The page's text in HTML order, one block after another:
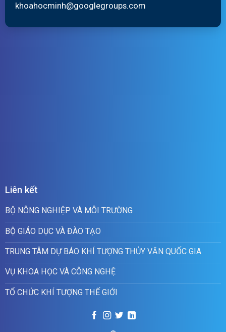
khoahocminh@googlegroups.com
Liên kết
BỘ NÔNG NGHIỆP VÀ MÔI TRƯỜNG
BỘ GIÁO DỤC VÀ ĐÀO TẠO
TRUNG TÂM DỰ BÁO KHÍ TƯỢNG THỦY VĂN QUỐC GIA
VỤ KHOA HỌC VÀ CÔNG NGHỆ
TỔ CHỨC KHÍ TƯỢNG THẾ GIỚI